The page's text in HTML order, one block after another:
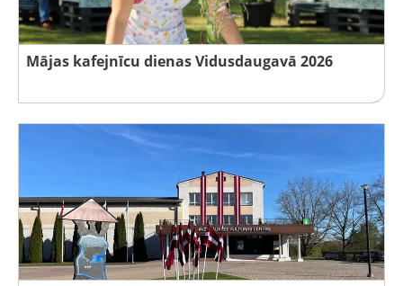
Mājas kafejnīcu dienas Vidusdaugavā 2026